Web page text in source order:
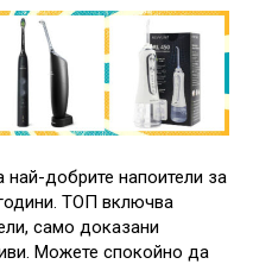
най-добрите напоители за
ТОП включва
само доказани
Можете спокойно да